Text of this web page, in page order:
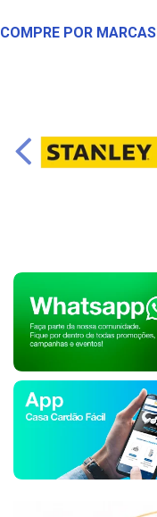
COMPRE POR MARCAS